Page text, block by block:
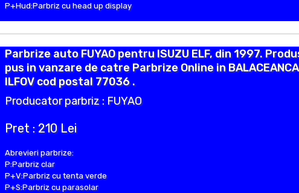
P+Hud:Parbriz cu head up display
Parbrize auto FUYAO pentru ISUZU ELF, din 1997.
pus in vanzare de catre Parbrize Online in BALACEANCA
ILFOV cod postal 77036 .
Producator parbriz : FUYAO
Pret : 210 Lei
Abrevieri parbrize:
P:Parbriz clar
P+V:Parbriz cu tenta verde
P+S:Parbriz cu parasolar